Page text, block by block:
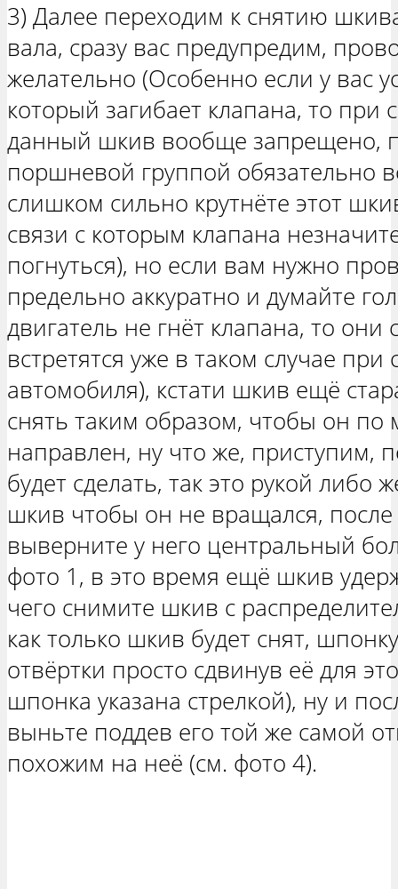
3) Далее переходим к снятию
вала, сразу вас предупредим,
желательно (Особенно если у вас
который загибает клапана, то при
данный шкив вообще запрещено,
поршневой группой обязательно
слишком сильно крутнёте этот
связи с которым клапана
погнуться), но если вам нужно
предельно аккуратно и думайте
двигатель не гнёт клапана, то
встретятся уже в таком случае
автомобиля), кстати шкив ещё
снять таким образом, чтобы он по
направлен, ну что же, приступим,
будет сделать, так это рукой либо
шкив чтобы он не вращался,
выверните у него центральный
фото 1, в это время ещё шкив
чего снимите шкив с
как только шкив будет снят,
отвёртки просто сдвинув её для
шпонка указана стрелкой), ну и
выньте поддев его той же самой
похожим на неё (см. фото 4).